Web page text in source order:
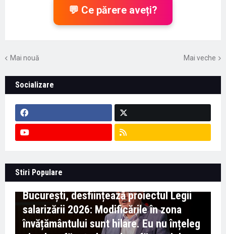
💬 Ce părere aveți?
Mai nouă Mai veche
Socializare
Stiri Populare
Context important pentru educație -
Marian Preda, rectorul Universității din
București, desființează proiectul Legii
salarizării 2026: Modificările în zona
învățământului sunt hilare. Eu nu înțeleg